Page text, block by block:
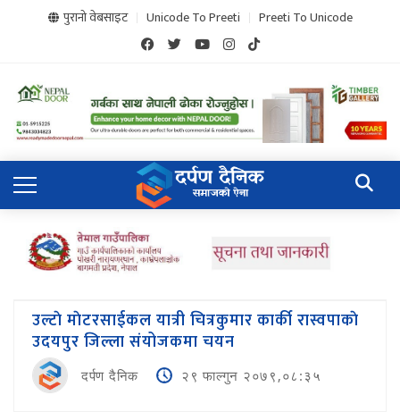
पुरानो वेबसाइट Unicode To Preeti Preeti To Unicode
उल्टाे माेटरसाईकल यात्री चित्रकुमार कार्की रास्वपाकाे
उदयपुर जिल्ला संयोजकमा चयन
दर्पण दैनिक २९ फाल्गुन २०७९,०८:३५